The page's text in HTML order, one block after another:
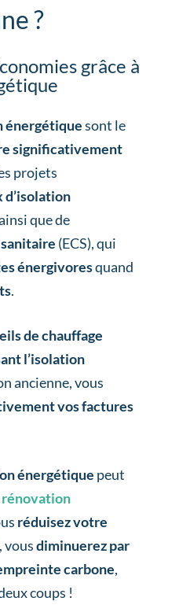
?
grâce à
énergétiquesont le
significativement
projets
d’isolation
que de
(ECS), qui
énergivoresquand
.
de chauffage
l’isolation
ancienne, vous
vos factures
énergétique peut
rénovation
réduisez votre
, vousdiminuerez par
carbone,
coups !